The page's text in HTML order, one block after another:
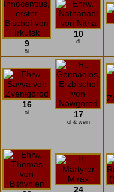
9
öl
10
öl
16
öl 17
öl & wein
24